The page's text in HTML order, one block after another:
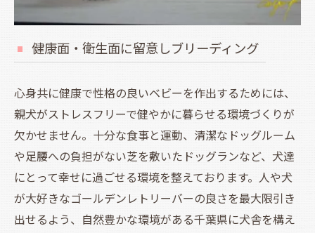
健康面・衛生面に留意しブリーディング
心身共に健康で性格の良いベビーを作出するためには、
親犬がストレスフリーで健やかに暮らせる環境づくりが
欠かせません。十分な食事と運動、清潔なドッグルーム
や足腰への負担がない芝を敷いたドッグランなど、犬達
にとって幸せに過ごせる環境を整えております。人や犬
が大好きなゴールデンレトリーバーの良さを最大限引き
出せるよう、自然豊かな環境がある千葉県に犬舎を構え